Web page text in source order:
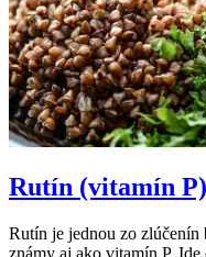
Rutín (vitamín P)
Rutín je jednou zo